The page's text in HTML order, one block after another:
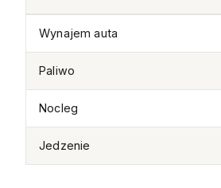
Wynajem auta
Paliwo
Nocleg
Jedzenie